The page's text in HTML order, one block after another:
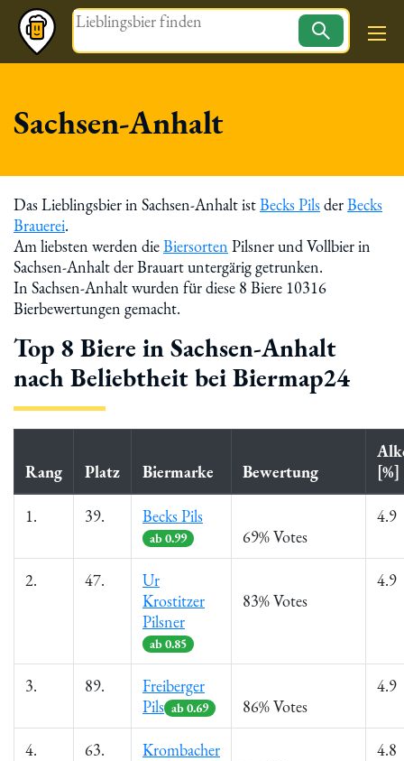
Magazin
Sachsen-Anhalt
Das Lieblingsbier in Sachsen-Anhalt istBecks PilsderBecks
Brauerei.
Am liebsten werden dieBiersorten Pilsner und Vollbier in
Sachsen-Anhalt der Brauart untergärig getrunken.
In Sachsen-Anhalt wurden für diese 8 Biere 10316
Bierbewertungen gemacht.
Top 8 Biere in Sachsen-Anhalt
nach Beliebtheit bei Biermap24
Rang Platz Biermarke Bewertung
[%]
1. 39. Becks Pils
ab 0.99 69% Votes
4.9
2. 47.
Ur
Krostitzer
Pilsner
ab 0.85
83% Votes
4.9
3. 89.
Freiberger
Pils ab 0.69 86% Votes
4.9
4. 63.
Krombacher
4.8